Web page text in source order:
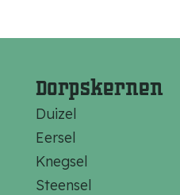
Dorpskernen
Duizel
Eersel
Knegsel
Steensel